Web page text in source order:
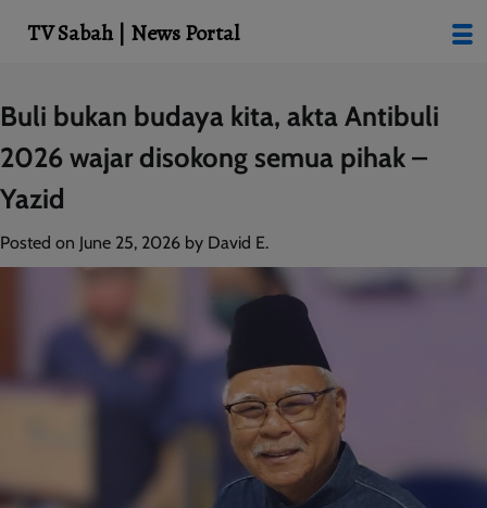
Skip
to
content
Buli bukan budaya kita, akta Antibuli
2026 wajar disokong semua pihak –
Yazid
Posted on June 25, 2026 by David E.
TV Sabah | News Portal